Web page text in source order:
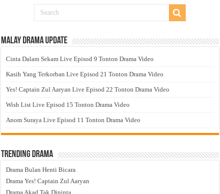
Malay Drama Update
Cinta Dalam Sekam Live Episod 9 Tonton Drama Video
Kasih Yang Terkorban Live Episod 21 Tonton Drama Video
Yes! Captain Zul Aaryan Live Episod 22 Tonton Drama Video
Wish List Live Episod 15 Tonton Drama Video
Anom Suraya Live Episod 11 Tonton Drama Video
Trending Drama
Drama Bulan Henti Bicara
Drama Yes! Captain Zul Aaryan
Drama Akad Tak Dipinta